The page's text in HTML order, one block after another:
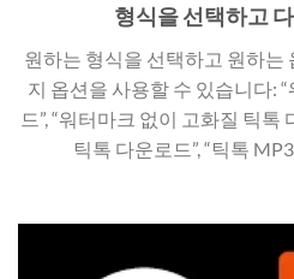
형식을 선택하고
원하는 형식을 선택하고 원하는
지 옵션을 사용할 수 있습니다:
드”, “워터마크 없이 고화질 틱톡
틱톡 다운로드”, “틱톡